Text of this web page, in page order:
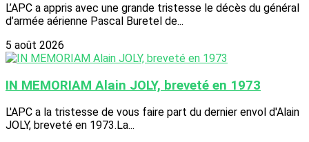
L’APC a appris avec une grande tristesse le décès du général
d’armée aérienne Pascal Buretel de...
5 août 2026
IN MEMORIAM Alain JOLY, breveté en 1973
L'APC a la tristesse de vous faire part du dernier envol d'Alain
JOLY, breveté en 1973.La...